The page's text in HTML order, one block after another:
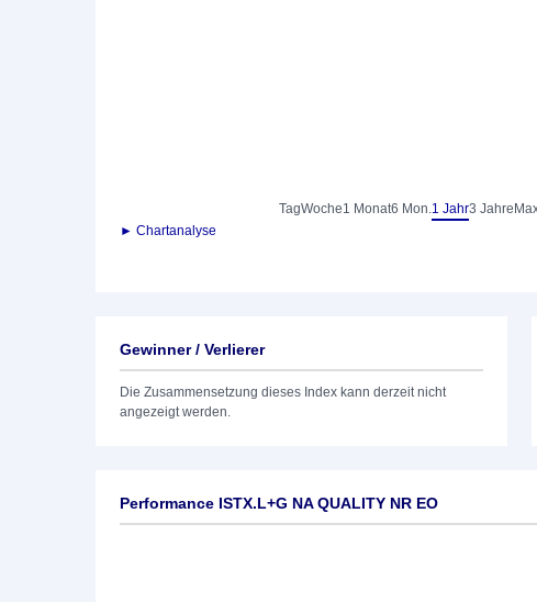
TagWoche1 Monat6 Mon.1 Jahr3 Jahre
► Chartanalyse
Gewinner / Verlierer
Die Zusammensetzung dieses Index kann derzeit nicht
angezeigt werden.
Performance ISTX.L+G NA QUALITY NR EO